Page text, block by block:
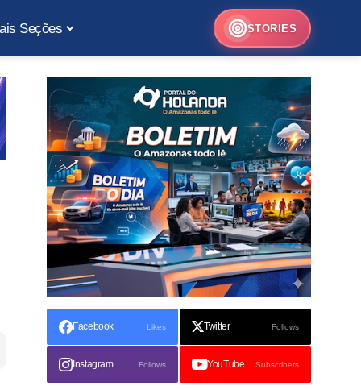
Seções STORIES
Facebook Likes Twitter Follows
Instagram Follows YouTube Subscribers